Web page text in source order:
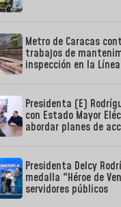
Metro de Caracas
trabajos de
inspección en la
Presidenta (E)
con Estado Mayor
abordar planes de
Presidenta Delcy
medalla "Héroe de
servidores públicos